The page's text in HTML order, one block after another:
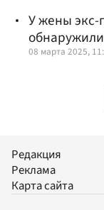
У жены экс-
08 марта 2025,
Редакция
Реклама
Карта сайта